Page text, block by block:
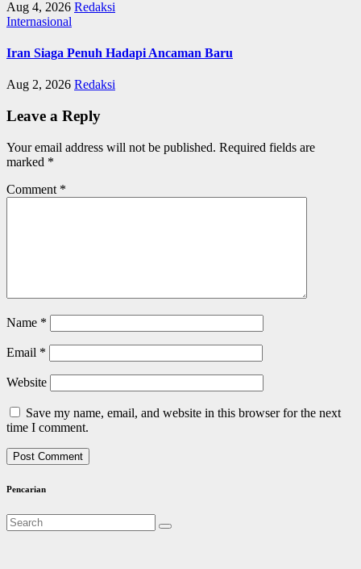
Aug 4, 2026 Redaksi
Internasional
Iran Siaga Penuh Hadapi Ancaman Baru
Aug 2, 2026 Redaksi
Leave a Reply
Your email address will not be published. Required fields are
marked *
Comment *
Name *
Email *
Website
Save my name, email, and website in this browser for the next
time I comment.
Pencarian